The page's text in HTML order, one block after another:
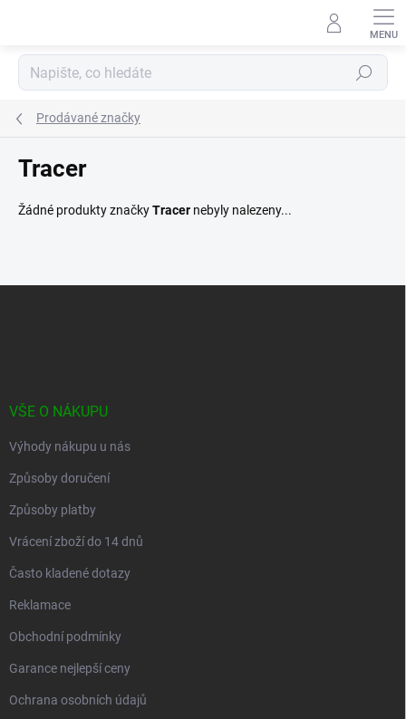
Hledat
Prodávané značky
Tracer
Žádné produkty značkyTracer nebyly nalezeny...
VŠE O NÁKUPU
Výhody nákupu u nás
Způsoby doručení
Způsoby platby
Vrácení zboží do 14 dnů
Často kladené dotazy
Reklamace
Obchodní podmínky
Garance nejlepší ceny
Ochrana osobních údajů